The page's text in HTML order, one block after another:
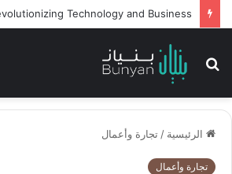
بحث
الرئيسية / تجارة وأعمال
تجارة وأعمال